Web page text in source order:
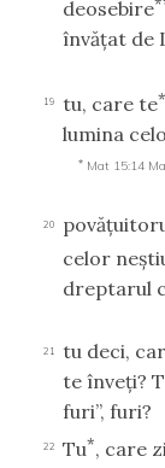
deosebire
învăţat de
19 tu, care te*
lumina
* Mat 15:14
20
celor
dreptarul
21
tu deci,
te înveţi?
furi”, furi?
22 Tu*, care